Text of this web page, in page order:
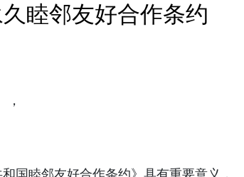
睦邻友好合作条约
，
国睦邻友好合作条约》具有重要意义，